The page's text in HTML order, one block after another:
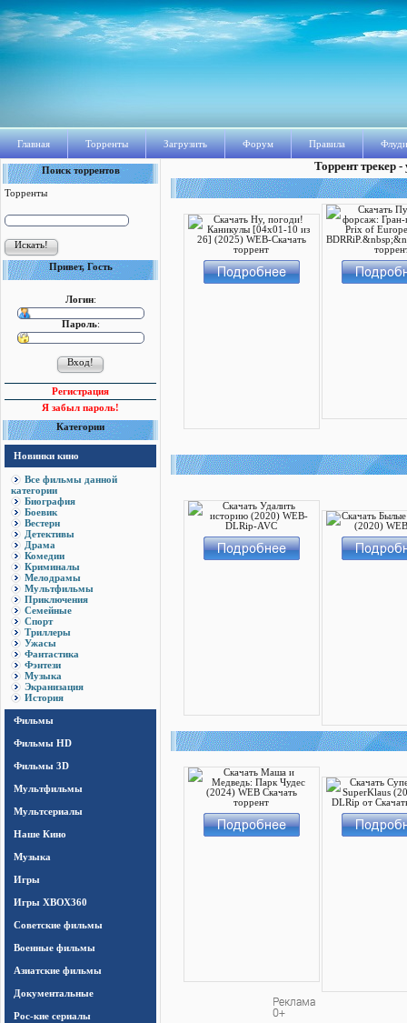
Главная Торренты Загрузить Форум Правила
Поиск торрентов
Торренты
Привет, Гость
Логин:
Пароль:
Регистрация
Я забыл пароль!
Категории
Новинки кино
Все фильмы данной
категории
Биография
Боевик
Вестерн
Детективы
Драма
Комедии
Криминалы
Мелодрамы
Мультфильмы
Приключения
Семейные
Спорт
Триллеры
Ужасы
Фантастика
Фэнтези
Музыка
Экранизация
История
Фильмы
Фильмы HD
Фильмы 3D
Мультфильмы
Мультсериалы
Наше Кино
Музыка
Игры
Игры ХВОХ360
Cоветские фильмы
Военные фильмы
Азиатские фильмы
Документальные
Рос-кие сериалы
Торрент трекер